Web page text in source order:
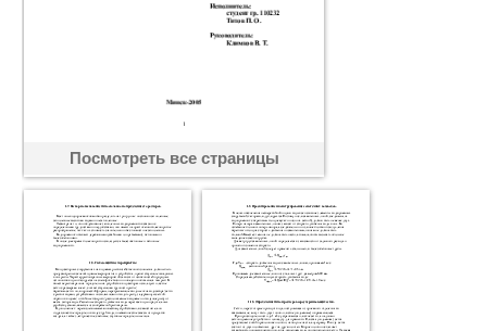
Посмотреть все страницы